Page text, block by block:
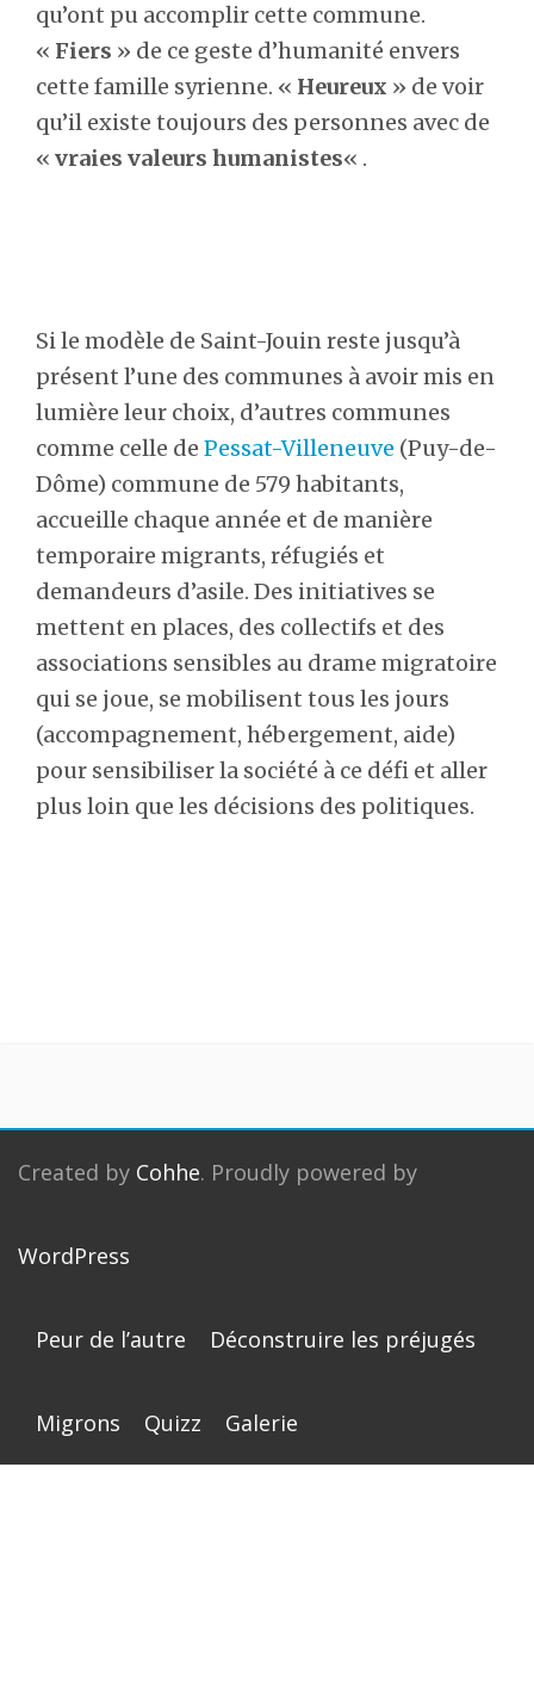
qu’ont pu accomplir cette commune.
« Fiers » de ce geste d’humanité envers
cette famille syrienne. « Heureux » de voir
qu’il existe toujours des personnes avec de
« vraies valeurs humanistes« .
Si le modèle de Saint-Jouin reste jusqu’à
présent l’une des communes à avoir mis en
lumière leur choix, d’autres communes
comme celle de Pessat-Villeneuve (Puy-de-
Dôme) commune de 579 habitants,
accueille chaque année et de manière
temporaire migrants, réfugiés et
demandeurs d’asile. Des initiatives se
mettent en places, des collectifs et des
associations sensibles au drame migratoire
qui se joue, se mobilisent tous les jours
(accompagnement, hébergement, aide)
pour sensibiliser la société à ce défi et aller
plus loin que les décisions des politiques.
Created by Cohhe. Proudly powered by
WordPress
Peur de l’autre Déconstruire les préjugés
Migrons Quizz Galerie